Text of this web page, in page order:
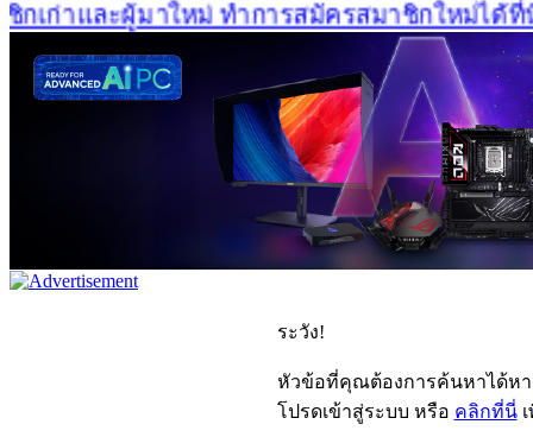
ก่าและผู้มาใหม่ ทำการสมัครสมาชิกใหม่ได้ที่นี่เ
ระวัง!
หัวข้อที่คุณต้องการค้นหาได้ห
โปรดเข้าสู่ระบบ หรือ คลิกที่นี่เ